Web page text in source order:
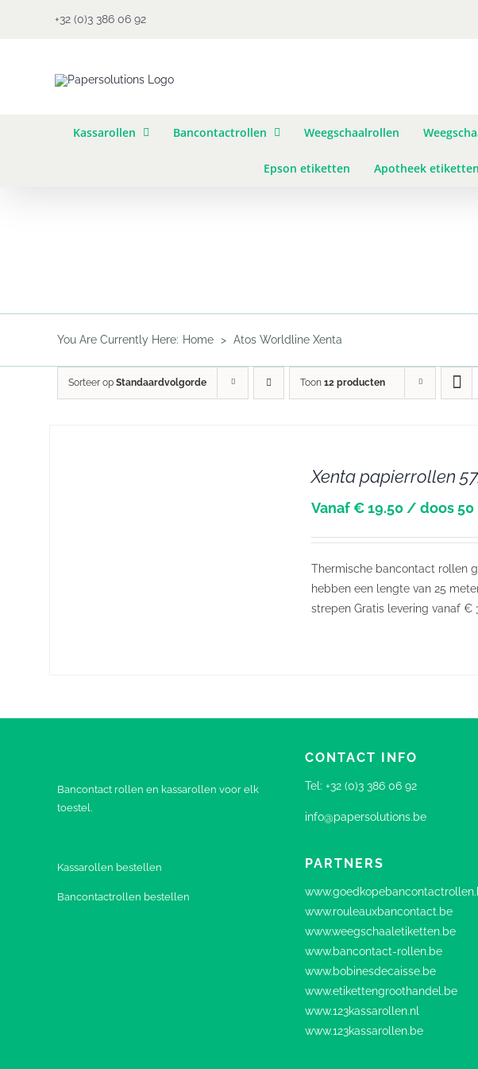
+32 (0)3 386 06 92
Kassarollen Bancontactrollen Weegschaalrollen
Epson etiketten Apotheek etiketten
You Are Currently Here: Home > Atos Worldline Xenta
Sorteer op Standaardvolgorde Toon 12 producten
Xenta papierrollen
Vanaf € 19.50 / doos
Thermische bancontact rollen
hebben een lengte van 25
strepen Gratis levering vanaf €
Bancontact rollen en kassarollen voor elk
toestel.
Kassarollen bestellen
Bancontactrollen bestellen
CONTACT INFO
Tel: +32 (0)3 386 06 92
info@papersolutions.be
PARTNERS
www.rouleauxbancontact.be
www.weegschaaletiketten.be
www.bancontact-rollen.be
www.bobinesdecaisse.be
www.etikettengroothandel.be
www.123kassarollen.nl
www.123kassarollen.be